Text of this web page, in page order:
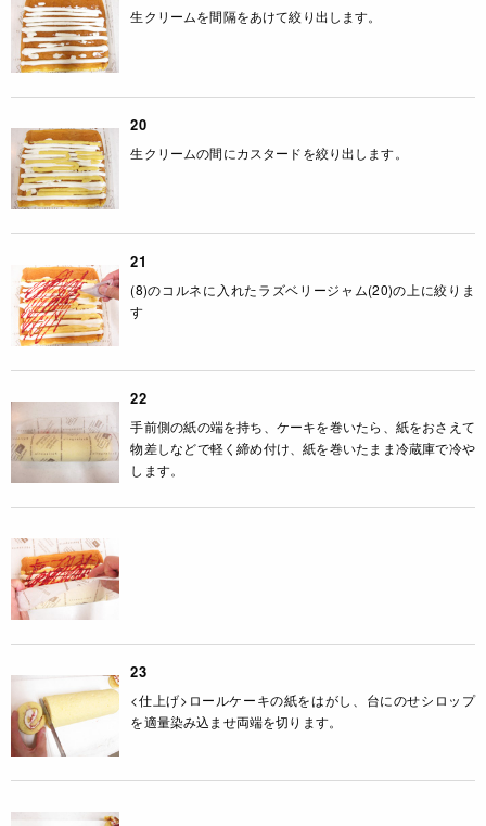
生クリームを間隔をあけて絞り出します。
20
生クリームの間にカスタードを絞り出します。
21
(8)のコルネに入れたラズベリージャム(20)の上に絞りま
す
22
手前側の紙の端を持ち、ケーキを巻いたら、紙をおさえて
物差しなどで軽く締め付け、紙を巻いたまま冷蔵庫で冷や
します。
23
<仕上げ>ロールケーキの紙をはがし、台にのせシロップ
を適量染み込ませ両端を切ります。